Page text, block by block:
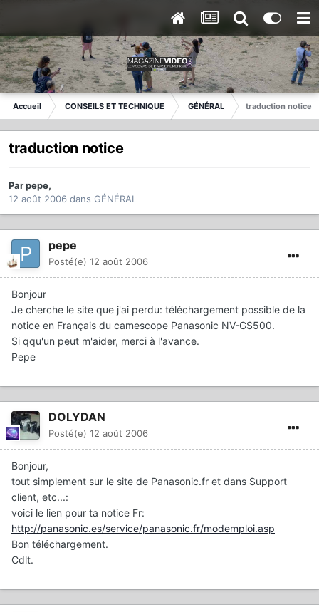
Accueil CONSEILS ET TECHNIQUE GÉNÉRAL traduction notice
traduction notice
Parpepe,
12 août 2006 dans GÉNÉRAL
pepe
Posté(e) 12 août 2006
Bonjour
Je cherche le site que j'ai perdu: téléchargement possible de la
notice en Français du camescope Panasonic NV-GS500.
Si qqu'un peut m'aider, merci à l'avance.
Pepe
DOLYDAN
Posté(e) 12 août 2006
Bonjour,
tout simplement sur le site de Panasonic.fr et dans Support
client, etc...:
voici le lien pour ta notice Fr:
http://panasonic.es/service/panasonic.fr/modemploi.asp
Bon téléchargement.
Cdlt.